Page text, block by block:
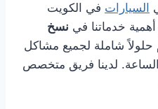
السيارات في الكويت
خدماتنا في نسخ
حلولاً شاملة لجميع مشاكل
لدينا فريق متخصص